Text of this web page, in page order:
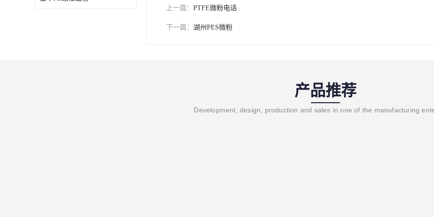
上一篇： PTFE微粉电话
下一篇： 湖州PES微粉
产品推荐
Development, design, production and sales in one of the manufacturing